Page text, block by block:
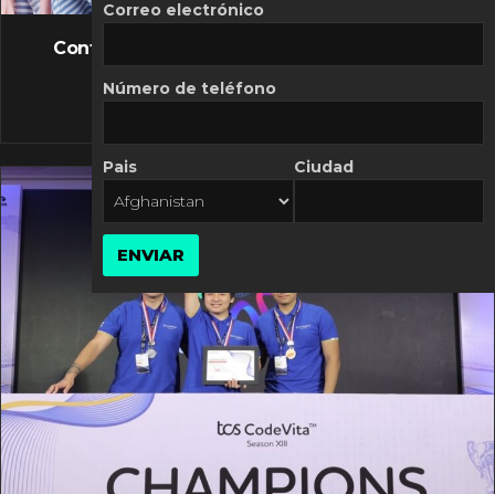
FLASH NEWS
Controversia de Mercado Libre por costos
10 MARZO, 2026
Correo electrónico
Número de teléfono
Pais Ciudad
ENVIAR